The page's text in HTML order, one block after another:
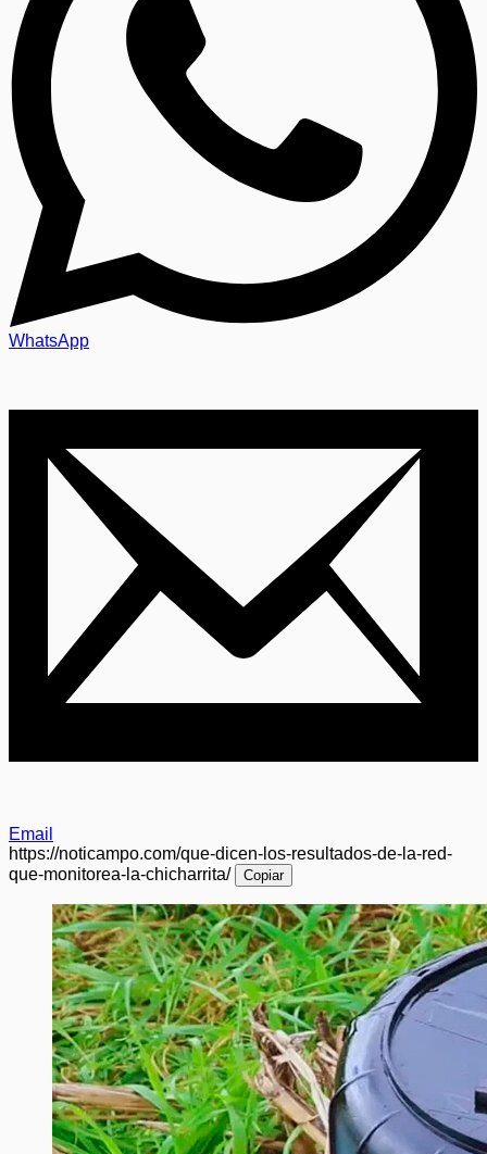
WhatsApp
Email
https://noticampo.com/que-dicen-los-resultados-de-la-red-
que-monitorea-la-chicharrita/
Copiar